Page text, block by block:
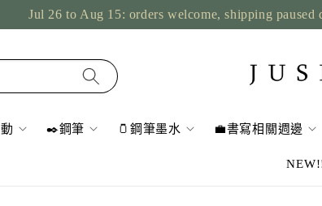
Jul 26 to Aug 15: orders welcome, shipping
✒️鋼筆 🫙鋼筆墨水 💼書寫相關週邊